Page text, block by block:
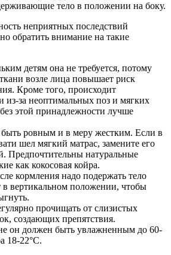
тело в положении на боку.
неприятных последствий
обратить внимание на такие
детям она не требуется, потому
возле лица повышает риск
Кроме того, происходит
из-за неоптимальных поз и мягких
этой принадлежности лучше
ровным и в меру жестким. Если в
шел мягкий матрас, замените его
Предпочтительны натуральные
как кокосовая койра.
кормления надо подержать тело
в вертикальном положении, чтобы
прочищать от слизистых
создающих препятствия.
он должен быть увлажненным до 60-
18-22°C.